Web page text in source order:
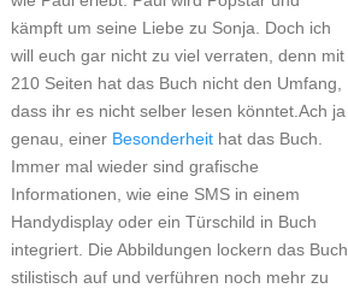
kämpft um seine Liebe zu Sonja. Doch ich
will euch gar nicht zu viel verraten, denn mit
210 Seiten hat das Buch nicht den Umfang,
dass ihr es nicht selber lesen könntet.Ach ja
genau, einer Besonderheithat das Buch.
Immer mal wieder sind grafische
Informationen, wie eine SMS in einem
Handydisplay oder ein Türschild in Buch
integriert. Die Abbildungen lockern das Buch
stilistisch auf und verführen noch mehr zu